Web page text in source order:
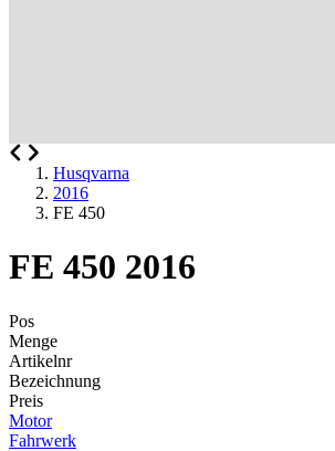
Husqvarna
2016
FE 450
FE 450 2016
Pos
Menge
Artikelnr
Bezeichnung
Preis
Motor
Fahrwerk